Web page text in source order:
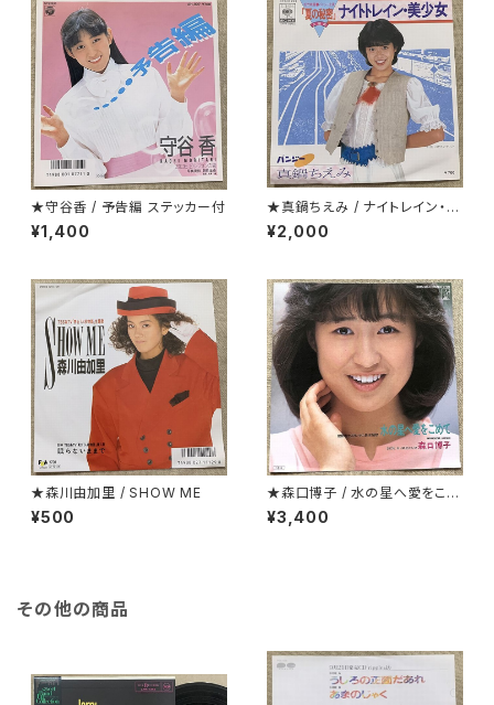
★守谷香 / 予告編 ステッカー付
¥1,400
★真鍋ちえみ / ナイトレイン・美
少女 プロモ
¥2,000
★森川由加里 / SHOW ME
¥500
★森口博子 / 水の星へ愛をこめ
て
¥3,400
その他の商品